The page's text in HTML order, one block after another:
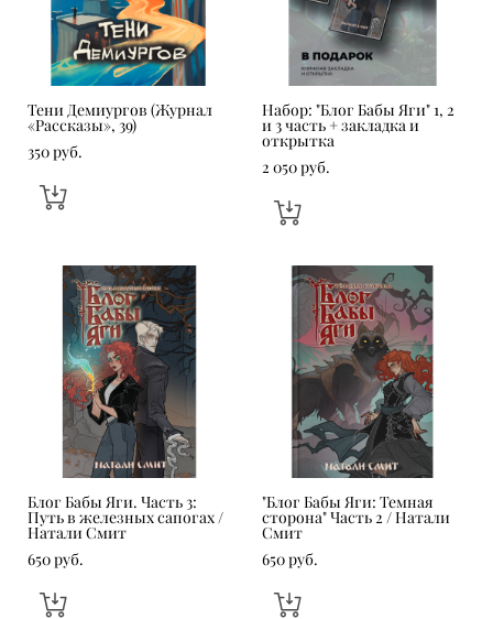
Тени Демиургов (Журнал
«Рассказы», 39)
350 pуб.
Набор: "Блог Бабы Яги" 1, 2
и 3 часть + закладка и
открытка
2 050 pуб.
Блог Бабы Яги. Часть 3:
Путь в железных сапогах /
Натали Смит
650 pуб.
"Блог Бабы Яги: Темная
сторона" Часть 2 / Натали
Смит
650 pуб.